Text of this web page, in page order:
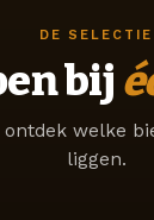
DE SELECTIE
bij
ontdek welke
liggen.